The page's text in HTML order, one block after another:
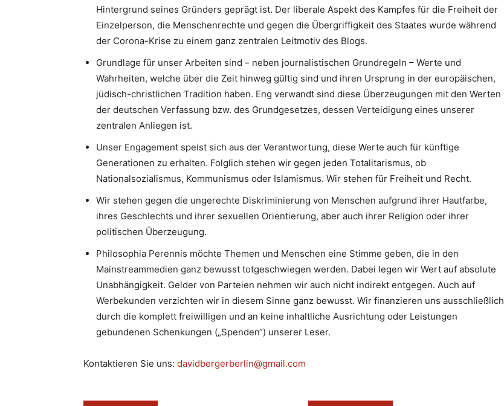
Hintergrund seines Gründers geprägt ist. Der liberale Aspekt des Kampfes für die Freiheit der
Einzelperson, die Menschenrechte und gegen die Übergriffigkeit des Staates wurde während
der Corona-Krise zu einem ganz zentralen Leitmotiv des Blogs.
Grundlage für unser Arbeiten sind – neben journalistischen Grundregeln – Werte und
Wahrheiten, welche über die Zeit hinweg gültig sind und ihren Ursprung in der europäischen,
jüdisch-christlichen Tradition haben. Eng verwandt sind diese Überzeugungen mit den Werten
der deutschen Verfassung bzw. des Grundgesetzes, dessen Verteidigung eines unserer
zentralen Anliegen ist.
Unser Engagement speist sich aus der Verantwortung, diese Werte auch für künftige
Generationen zu erhalten. Folglich stehen wir gegen jeden Totalitarismus, ob
Nationalsozialismus, Kommunismus oder Islamismus. Wir stehen für Freiheit und Recht.
Wir stehen gegen die ungerechte Diskriminierung von Menschen aufgrund ihrer Hautfarbe,
ihres Geschlechts und ihrer sexuellen Orientierung, aber auch ihrer Religion oder ihrer
politischen Überzeugung.
Philosophia Perennis möchte Themen und Menschen eine Stimme geben, die in den
Mainstreammedien ganz bewusst totgeschwiegen werden. Dabei legen wir Wert auf absolute
Unabhängigkeit. Gelder von Parteien nehmen wir auch nicht indirekt entgegen. Auch auf
Werbekunden verzichten wir in diesem Sinne ganz bewusst. Wir finanzieren uns ausschließlich
durch die komplett freiwilligen und an keine inhaltliche Ausrichtung oder Leistungen
gebundenen Schenkungen („Spenden“) unserer Leser.
Kontaktieren Sie uns: davidbergerberlin@gmail.com